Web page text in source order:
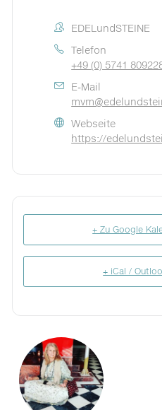
EDELundSTEINE
Telefon
+49 (0) 5741
E-Mail
Webseite
https://
+ Zu Google
+ iCal /